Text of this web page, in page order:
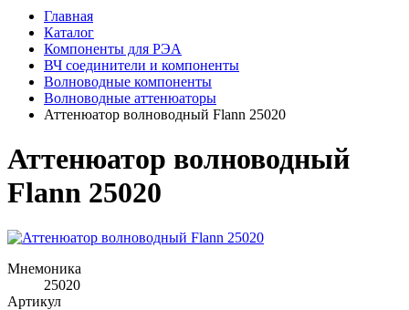
Главная
Каталог
Компоненты для РЭА
ВЧ соединители и компоненты
Волноводные компоненты
Волноводные аттенюаторы
Аттенюатор волноводный Flann 25020
Аттенюатор волноводный
Flann 25020
Мнемоника
25020
Артикул